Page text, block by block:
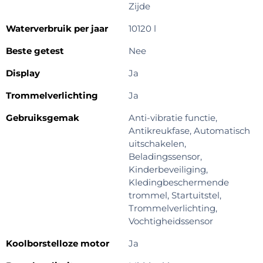
Zijde
Waterverbruik per jaar
10120 l
Beste getest
Nee
Display
Ja
Trommelverlichting
Ja
Gebruiksgemak
Anti-vibratie functie,
Antikreukfase, Automatisch
uitschakelen,
Beladingssensor,
Kinderbeveiliging,
Kledingbeschermende
trommel, Startuitstel,
Trommelverlichting,
Vochtigheidssensor
Koolborstelloze motor
Ja